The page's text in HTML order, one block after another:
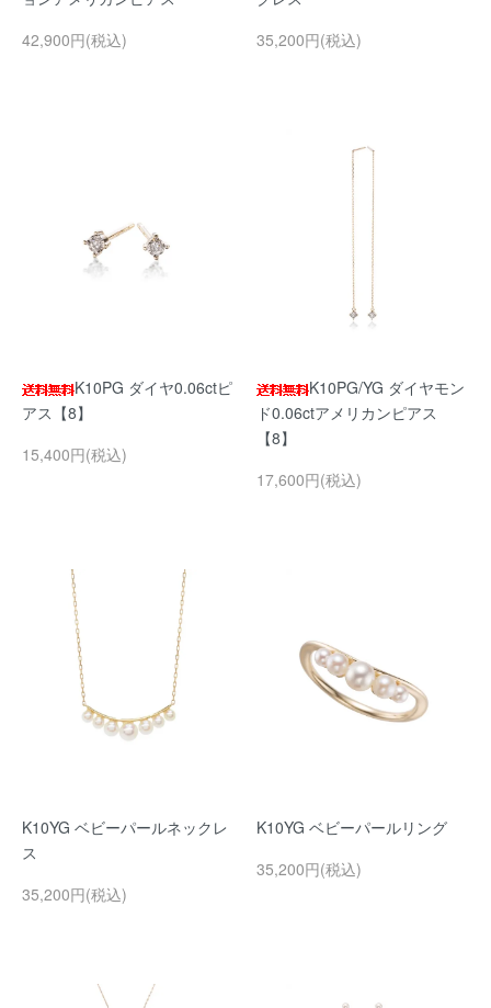
42,900円(税込)
35,200円(税込)
K10PG ダイヤ0.06ctピ
アス【8】
15,400円(税込)
K10PG/YG ダイヤモン
ド0.06ctアメリカンピアス
【8】
17,600円(税込)
K10YG ベビーパールネックレ
ス
35,200円(税込)
K10YG ベビーパールリング
35,200円(税込)